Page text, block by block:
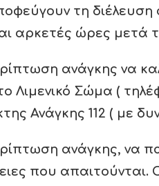
τη διέλευση
αρκετές ώρες μετά
ανάγκης να
Λιμενικό Σώμα (
Ανάγκης 112 ( με
ανάγκης, να
που απαιτούνται.